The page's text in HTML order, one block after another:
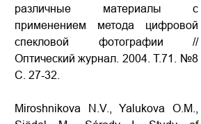
различные материалы с
применением метода цифровой
спекловой фотографии //
Оптический журнал. 2004. Т.71. №8
С. 27-32.
Miroshnikova N.V., Yalukova O.M.,